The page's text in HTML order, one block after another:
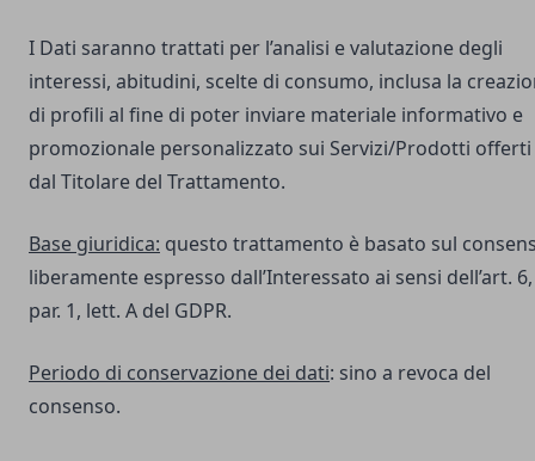
I Dati saranno trattati per l’analisi e valutazione degli
interessi, abitudini, scelte di consumo, inclusa la
di profili al fine di poter inviare materiale informativo e
promozionale personalizzato sui Servizi/Prodotti offerti
dal Titolare del Trattamento.
Base giuridica: questo trattamento è basato sul
liberamente espresso dall’Interessato ai sensi dell’art. 6,
par. 1, lett. A del GDPR.
Periodo di conservazione dei dati: sino a revoca del
consenso.